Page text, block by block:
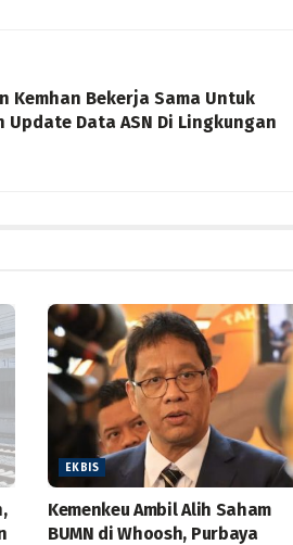
Kemhan Bekerja Sama Untuk
Update Data ASN Di Lingkungan
EKBIS
Kemenkeu Ambil Alih Saham
BUMN di Whoosh, Purbaya